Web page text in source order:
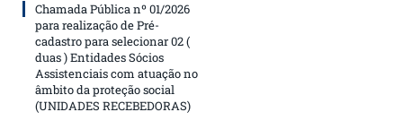
Chamada Pública nº 01/2026
para realização de Pré-
cadastro para selecionar 02 (
duas ) Entidades Sócios
Assistenciais com atuação no
âmbito da proteção social
(UNIDADES RECEBEDORAS)